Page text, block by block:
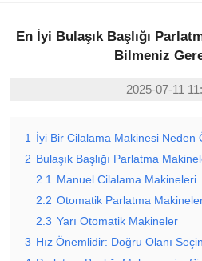
En İyi Bulaşık Başlığı
Bilmeniz
2025-07-11
1
İyi Bir Cilalama Makinesi Neden
2 Bulaşık Başlığı Parlatma
2.1
Manuel Cilalama Makineleri
2.2 Otomatik Parlatma
2.3 Yarı Otomatik Makineler
3 Hız Önemlidir: Doğru Olanı Seçin